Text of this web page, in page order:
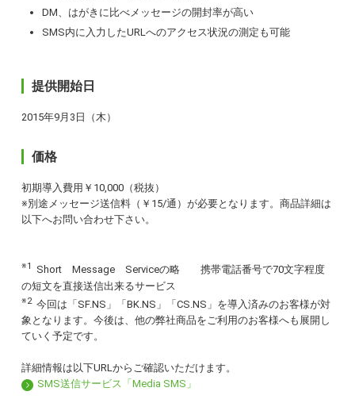
DM、はがきに比べメッセージの開封率が高い
SMS内に入力したURLへのアクセス状況の測定も可能
提供開始日
2015年9月3日（木）
価格
初期導入費用￥10,000（税抜）
※別途メッセージ送信料（￥15/通）が必要となります。商品詳細は
以下へお問い合わせ下さい。
※1
Short Message Serviceの略 携帯電話番号で70文字程度
の短文を直接送信出来るサービス
※2今回は「SF.NS」「BK.NS」「CS.NS」を導入済みのお客様が対
象となります。今後は、他の弊社商品をご利用のお客様へも展開し
ていく予定です。
詳細情報は以下URLからご確認いただけます。
SMS送信サービス「Media SMS」